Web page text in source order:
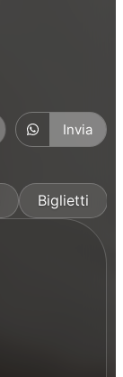
Invia
Biglietti